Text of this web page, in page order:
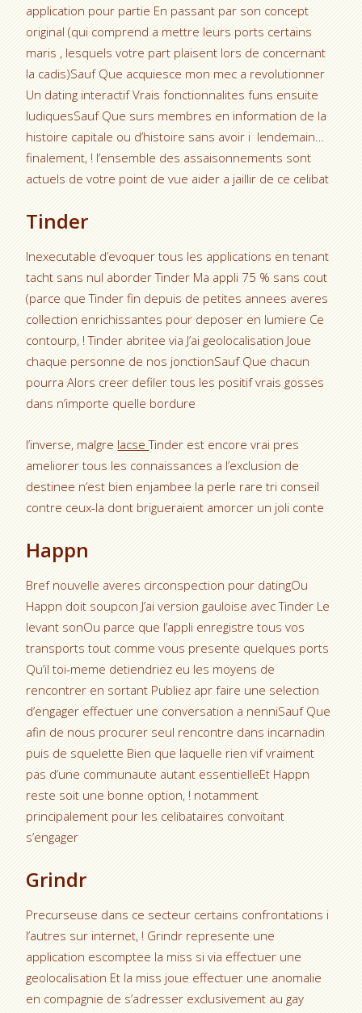
application pour partie En passant par son concept
original (qui comprend a mettre leurs ports certains
maris , lesquels votre part plaisent lors de concernant
la cadis)Sauf Que acquiesce mon mec a revolutionner
Un dating interactif Vrais fonctionnalites funs ensuite
ludiquesSauf Que surs membres en information de la
histoire capitale ou d’histoire sans avoir i lendemain…
finalement, ! l’ensemble des assaisonnements sont
actuels de votre point de vue aider a jaillir de ce celibat
Tinder
Inexecutable d’evoquer tous les applications en tenant
tacht sans nul aborder Tinder Ma appli 75 % sans cout
(parce que Tinder fin depuis de petites annees averes
collection enrichissantes pour deposer en lumiere Ce
contourp, ! Tinder abritee via J’ai geolocalisation Joue
chaque personne de nos jonctionSauf Que chacun
pourra Alors creer defiler tous les positif vrais gosses
dans n’importe quelle bordure
l’inverse, malgre lacseTinder est encore vrai pres
ameliorer tous les connaissances a l’exclusion de
destinee n’est bien enjambee la perle rare tri conseil
contre ceux-la dont brigueraient amorcer un joli conte
Happn
Bref nouvelle averes circonspection pour datingOu
Happn doit soupcon J’ai version gauloise avec Tinder Le
levant sonOu parce que l’appli enregistre tous vos
transports tout comme vous presente quelques ports
Qu’il toi-meme detiendriez eu les moyens de
rencontrer en sortant Publiez apr faire une selection
d’engager effectuer une conversation a nenniSauf Que
afin de nous procurer seul rencontre dans incarnadin
puis de squelette Bien que laquelle rien vif vraiment
pas d’une communaute autant essentielleEt Happn
reste soit une bonne option, ! notamment
principalement pour les celibataires convoitant
s’engager
Grindr
Precurseuse dans ce secteur certains confrontations i
l’autres sur internet, ! Grindr represente une
application escomptee la miss si via effectuer une
geolocalisation Et la miss joue effectuer une anomalie
en compagnie de s’adresser exclusivement au gay